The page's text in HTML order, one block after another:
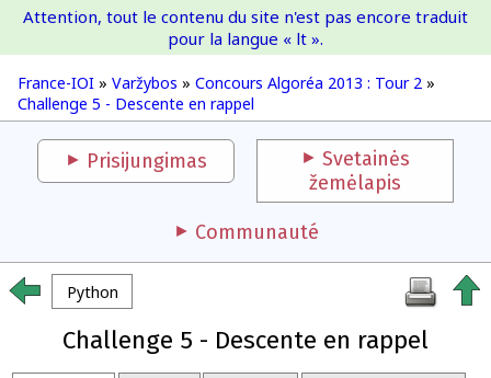
France-IOI
France-IOI » Varžybos » Concours Algoréa 2013 : Tour 2 »
Challenge 5 - Descente en rappel
Attention, tout le contenu du site n'est pas encore traduit
pour la langue « lt ».
Prisijungimas
Svetainės
žemėlapis
Communauté
Python
Challenge 5 - Descente en rappel